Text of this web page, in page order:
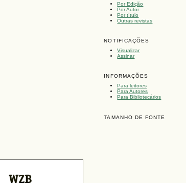
Por Edição
Por Autor
Por título
Outras revistas
NOTIFICAÇÕES
Visualizar
Assinar
INFORMAÇÕES
Para leitores
Para Autores
Para Bibliotecários
TAMANHO DE FONTE